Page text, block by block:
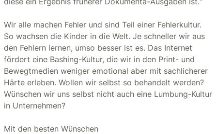
Wir alle machen Fehler und sind Teil einer Fehlerkultur.
So wachsen die Kinder in die Welt. Je schneller wir aus
den Fehlern lernen, umso besser ist es. Das Internet
fördert eine Bashing-Kultur, die wir in den Print- und
Bewegtmedien weniger emotional aber mit sachlicherer
Härte erleben. Wollen wir selbst so behandelt werden?
Wünschen wir uns selbst nicht auch eine Lumbung-Kultur
in Unternehmen?
Mit den besten Wünschen